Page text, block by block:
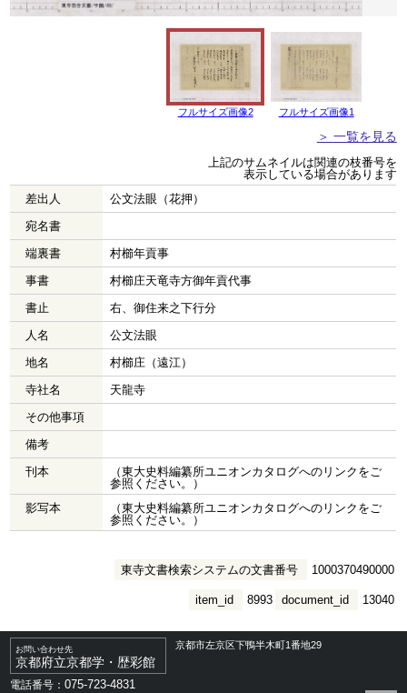
フルサイズ画像2 フルサイズ画像1
＞ 一覧を見る
上記のサムネイルは関連の枝番号を
表示している場合があります
差出人
公文法眼（花押）
宛名書
端裏書
村櫛年貢事
事書
村櫛庄天竜寺方御年貢代事
書止
右、御住来之下行分
人名
公文法眼
地名
村櫛庄（遠江）
寺社名
天龍寺
その他事項
備考
刊本
（東大史料編纂所ユニオンカタログへのリンクをご
参照ください。）
影写本
（東大史料編纂所ユニオンカタログへのリンクをご
参照ください。）
東寺文書検索システムの文書番号 1000370490000
document_id 13040
item_id 8993
お問い合わせ先
京都府立京都学・歴彩館
京都市左京区下鴨半木町1番地29
電話番号：075-723-4831